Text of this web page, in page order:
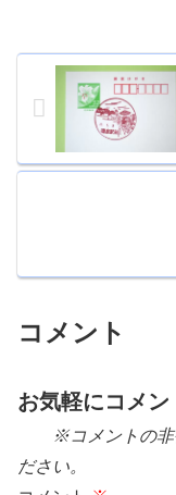
コメント
お気軽にコメ
※コメントの非公
ださい。